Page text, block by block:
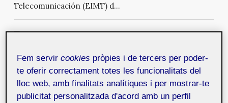
Telecomunicación (EIMT) d...
Reflexión sobre 25 años de docencia en
Multimedia en la UOC, poniendo en valor la
interdisciplinariedad, la ex...
Fem servircookies pròpies i de tercers per poder-
te oferir correctament totes les funcionalitats del
lloc web, amb finalitats analítiques i per mostrar-te
publicitat personalitzada d'acord amb un perfil